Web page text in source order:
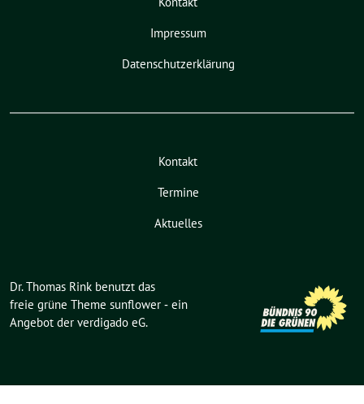
Impressum
Datenschutzerklärung
Kontakt
Termine
Aktuelles
Dr. Thomas Rink benutzt das
freie grüne Theme sunflower ‐ ein
Angebot der verdigado eG.